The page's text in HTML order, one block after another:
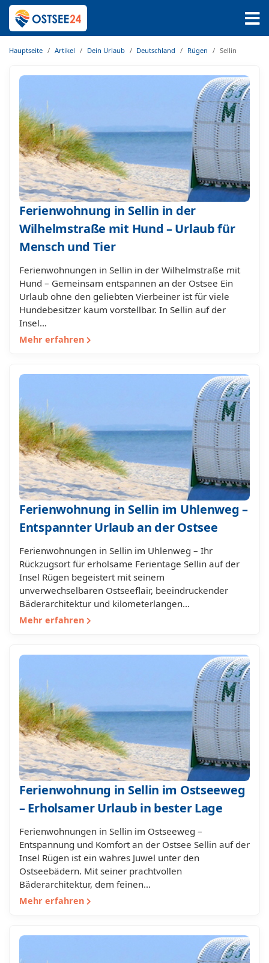
Hauptseite Artikel Dein Urlaub Deutschland Rügen Sellin
Ferienwohnung in Sellin in der
Wilhelmstraße mit Hund – Urlaub für
Mensch und Tier
Ferienwohnungen in Sellin in der Wilhelmstraße mit
Hund – Gemeinsam entspannen an der Ostsee Ein
Urlaub ohne den geliebten Vierbeiner ist für viele
Hundebesitzer kaum vorstellbar. In Sellin auf der
Insel…
Mehr erfahren
Ferienwohnung in Sellin im Uhlenweg –
Entspannter Urlaub an der Ostsee
Ferienwohnungen in Sellin im Uhlenweg – Ihr
Rückzugsort für erholsame Ferientage Sellin auf der
Insel Rügen begeistert mit seinem
unverwechselbaren Ostseeflair, beeindruckender
Bäderarchitektur und kilometerlangen…
Mehr erfahren
Ferienwohnung in Sellin im Ostseeweg
– Erholsamer Urlaub in bester Lage
Ferienwohnungen in Sellin im Ostseeweg –
Entspannung und Komfort an der Ostsee Sellin auf der
Insel Rügen ist ein wahres Juwel unter den
Ostseebädern. Mit seiner prachtvollen
Bäderarchitektur, dem feinen…
Mehr erfahren